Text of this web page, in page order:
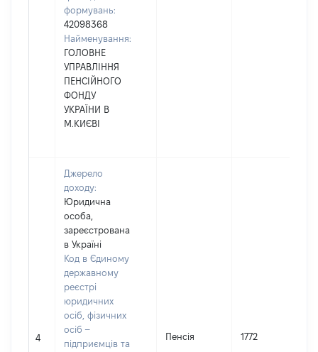
формувань:
42098368
Найменування:
ГОЛОВНЕ
УПРАВЛІННЯ
ПЕНСІЙНОГО
ФОНДУ
УКРАЇНИ В
М.КИЄВІ
4
Джерело
доходу:
Юридична
особа,
зареєстрована
в Україні
Код в Єдиному
державному
реєстрі
юридичних
осіб, фізичних
осіб –
підприємців та
Пенсія 1772